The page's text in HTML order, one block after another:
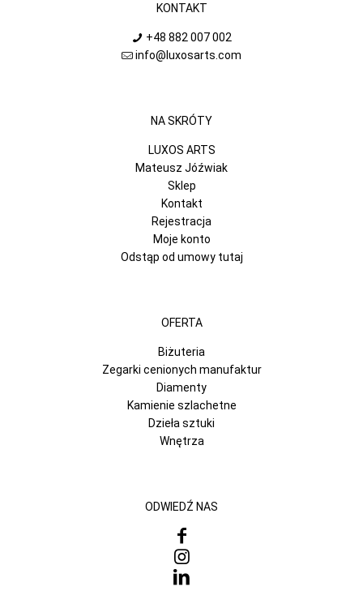
KONTAKT
+48 882 007 002
info@luxosarts.com
NA SKRÓTY
LUXOS ARTS
Mateusz Jóźwiak
Sklep
Kontakt
Rejestracja
Moje konto
Odstąp od umowy tutaj
OFERTA
Biżuteria
Zegarki cenionych manufaktur
Diamenty
Kamienie szlachetne
Dzieła sztuki
Wnętrza
ODWIEDŹ NAS